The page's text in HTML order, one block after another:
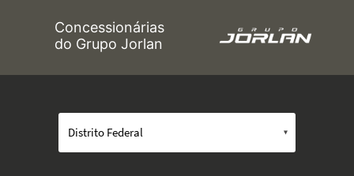
Concessionárias
do Grupo Jorlan